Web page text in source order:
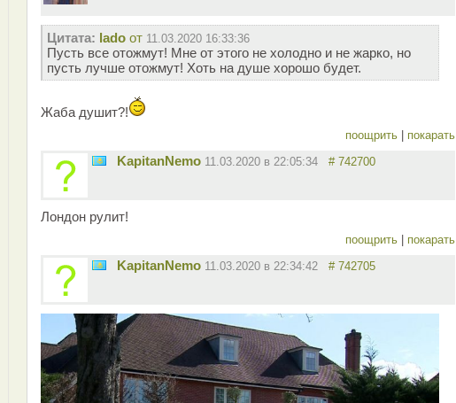
Цитата: lado от 11.03.2020 16:33:36
Пусть все отожмут! Мне от этого не холодно и не жарко, но
пусть лучше отожмут! Хоть на душе хорошо будет.
Жаба душит?!
поощрить покарать
KapitanNemo 11.03.2020 в 22:05:34 # 742700
Лондон рулит!
поощрить покарать
KapitanNemo 11.03.2020 в 22:34:42 # 742705